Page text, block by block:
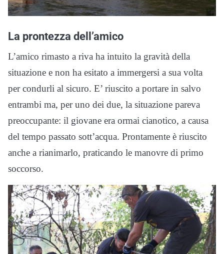
La prontezza dell’amico
L’amico rimasto a riva ha intuito la gravità della
situazione e non ha esitato a immergersi a sua volta
per condurli al sicuro. E’ riuscito a portare in salvo
entrambi ma, per uno dei due, la situazione pareva
preoccupante: il giovane era ormai cianotico, a causa
del tempo passato sott’acqua. Prontamente è riuscito
anche a rianimarlo, praticando le manovre di primo
soccorso.